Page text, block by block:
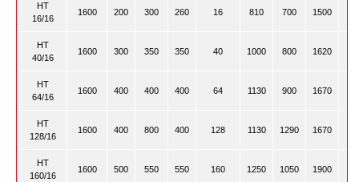
HT
16/16
1600 200 300 260 16 810 700 1500
HT
40/16
1600 300 350 350 40 1000 800 1620
HT
64/16
1600 400 400 400 64 1130 900 1670
HT
128/16
1600 400 800 400 128 1130 1290 1670
HT
160/16
1600 500 550 550 160 1250 1050 1900